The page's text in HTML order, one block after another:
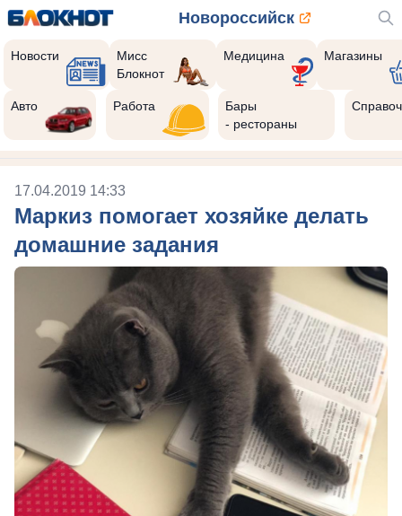
Новороссийск
Новости
Мисс
Блокнот
Медицина Магазины
Авто Работа
Бары
- рестораны
17.04.2019 14:33
Маркиз помогает хозяйке делать
домашние задания